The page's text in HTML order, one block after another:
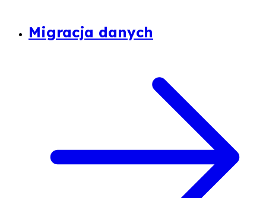
Migracja danych